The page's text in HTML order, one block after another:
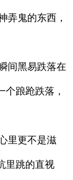
弄鬼的东西，
间黑易跌落在
个踉跄跌落，
里更不是滋
里跳的直视